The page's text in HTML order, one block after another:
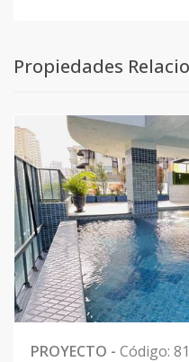
Propiedades
PROYECTO - Código: